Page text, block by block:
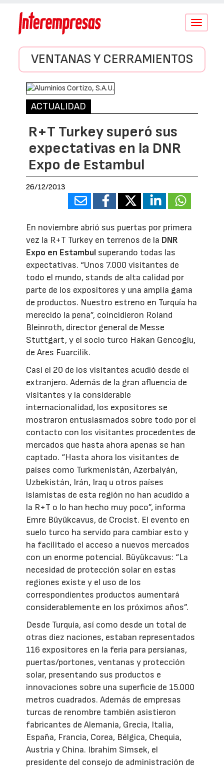
Conmutar
VENTANAS Y CERRAMIENTOS
ACTUALIDAD
R+T Turkey superó sus
expectativas en la DNR
Expo de Estambul
26/12/2013
En noviembre abrió sus puertas por primera
vez la R+T Turkey en terrenos de la DNR
Expo en Estambul superando todas las
expectativas. “Unos 7.000 visitantes de
todo el mundo, stands de alta calidad por
parte de los expositores y una amplia gama
de productos. Nuestro estreno en Turquía ha
merecido la pena”, coincidieron Roland
Bleinroth, director general de Messe
Stuttgart, y el socio turco Hakan Gencoglu,
de Ares Fuarcilik.
Casi el 20 de los visitantes acudió desde el
extranjero. Además de la gran afluencia de
visitantes y la considerable
internacionalidad, los expositores se
mostraron entusiasmados sobre todo por el
contacto con los visitantes procedentes de
mercados que hasta ahora apenas se han
captado. “Hasta ahora los visitantes de
países como Turkmenistán, Azerbaiyán,
Uzbekistán, Irán, Iraq u otros países
islamistas de esta región no han acudido a
la R+T o lo han hecho muy poco”, informa
Emre Büyükcavus, de Crocist. El evento en
suelo turco ha servido para cambiar esto y
ha facilitado el acceso a nuevos mercados
con un enorme potencial. Büyükcavus: “La
necesidad de protección solar en estas
regiones existe y el uso de los
correspondientes productos aumentará
considerablemente en los próximos años”.
Desde Turquía, así como desde un total de
otras diez naciones, estaban representados
116 expositores en la feria para persianas,
puertas/portones, ventanas y protección
solar, presentando sus productos e
innovaciones sobre una superficie de 15.000
metros cuadrados. Además de empresas
turcas de renombre también asistieron
fabricantes de Alemania, Grecia, Italia,
España, Francia, Corea, Bélgica, Chequia,
Austria y China. Ibrahim Simsek, el
presidente del consejo de administración de